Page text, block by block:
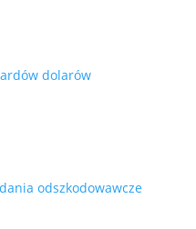
dolarów
odszkodowawcze